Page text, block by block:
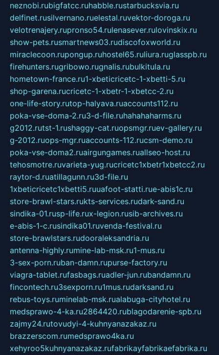
neznobi.rubigfatcc.ruhabble.rustarbucksvia.ru
delfinet.rusilvernano.ruelestal.ruvektor-doroga.ru
velotrenajery.rupronso54.rulenasever.rulovinskix.ru
show-pets.rusmartnews03.rudiscofoxworld.ru
miraclecoon.rupongup.ruhostel65.ruliura.ruglasspb.ru
firehunters.rugribowo.rugnalis.rubulkitula.ru
hometown-france.ru1-xbeticricetc-1-xbetti-5.ru
shop-garena.rucricetc-1-xbetr-1-xbetcc-2.ru
one-life-story.rutop-halyava.ruaccounts112.ru
poka-vse-doma-2.ru3-d-file.ruhahahaharms.ru
g2012.rutst-1.rushaggy-cat.ruopsmgr.ruev-gallery.ru
g-2012.ruops-mgr.ruaccounts-112.rucsm-demo.ru
poka-vse-doma2.ruairgungames.ruallseo-host.ru
tehosmotre.ruvarieta-yug.rucricetc1xbetr1xbetcc2.ru
raytor-d.ruatillagunn.ru3d-file.ru
1xbeticricetc1xbetti5.ruuafoot-statti.rue-abis1c.ru
store-brawl-stars.rukts-services.rudark-sand.ru
sindika-01.rusp-life.rux-legion.rusib-archives.ru
e-abis-1-c.rusindika01.ruvenda-festival.ru
store-brawlstars.rudooraleksandria.ru
antenna-highly.rumine-lab-msk.ru1-mus.ru
3-sex-porn.ruban-damn.rupurse-factory.ru
viagra-tablet.rufasbags.ruadler-jun.rubandamn.ru
fincontech.ru3sexporn.ru1mus.rudarksand.ru
rebus-toys.ruminelab-msk.rualabuga-cityhotel.ru
medsprawo-4-ka.ru2864420.rublagodarenie-spb.ru
zajmy24.rutovudyi-4-kuhnyanazakaz.ru
brazzerscom.rumedsprawo4ka.ru
xehyroo5kuhnyanazakaz.rufabrikayfabrikaefabrika.ru